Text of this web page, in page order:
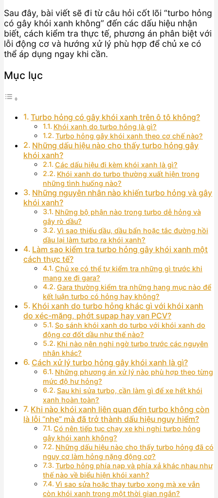
Sau đây, bài viết sẽ đi từ câu hỏi cốt lõi “turbo hỏng
có gây khói xanh không” đến các dấu hiệu nhận
biết, cách kiểm tra thực tế, phương án phân biệt với
lỗi động cơ và hướng xử lý phù hợp để chủ xe có
thể áp dụng ngay khi cần.
Mục lục
Turbo hỏng có gây khói xanh trên ô tô không?
Khói xanh do turbo hỏng là gì?
Turbo hỏng gây khói xanh theo cơ chế nào?
Những dấu hiệu nào cho thấy turbo hỏng gây
khói xanh?
Các dấu hiệu đi kèm khói xanh là gì?
Khói xanh do turbo thường xuất hiện trong
những tình huống nào?
Những nguyên nhân nào khiến turbo hỏng và gây
khói xanh?
Những bộ phận nào trong turbo dễ hỏng và
gây rò dầu?
Vì sao thiếu dầu, dầu bẩn hoặc tắc đường hồi
dầu lại làm turbo ra khói xanh?
Làm sao kiểm tra turbo hỏng gây khói xanh một
cách thực tế?
Chủ xe có thể tự kiểm tra những gì trước khi
mang xe đi gara?
Gara thường kiểm tra những hạng mục nào để
kết luận turbo có hỏng hay không?
Khói xanh do turbo hỏng khác gì với khói xanh
do xéc-măng, phớt supap hay van PCV?
So sánh khói xanh do turbo với khói xanh do
động cơ đốt dầu như thế nào?
Khi nào nên nghi ngờ turbo trước các nguyên
nhân khác?
Cách xử lý turbo hỏng gây khói xanh là gì?
Những phương án xử lý nào phù hợp theo từng
mức độ hư hỏng?
Sau khi sửa turbo, cần làm gì để xe hết khói
xanh hoàn toàn?
Khi nào khói xanh liên quan đến turbo không còn
là lỗi “nhẹ” mà đã trở thành dấu hiệu nguy hiểm?
Có nên tiếp tục chạy xe khi nghi turbo hỏng
gây khói xanh không?
Những dấu hiệu nào cho thấy turbo hỏng đã có
nguy cơ làm hỏng nặng động cơ?
Turbo hỏng phía nạp và phía xả khác nhau như
thế nào về biểu hiện khói xanh?
Vì sao sửa hoặc thay turbo xong mà xe vẫn
còn khói xanh trong một thời gian ngắn?